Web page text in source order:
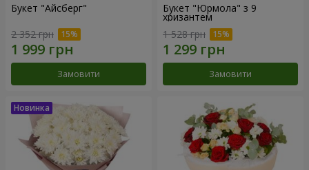
Букет "Айсберг"
2 352 грн
Замовити
Букет "Юрмола" з 9
хризантем
1 528 грн
Замовити